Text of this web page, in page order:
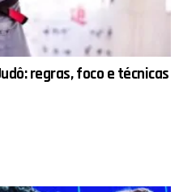
regras, foco e técnicas